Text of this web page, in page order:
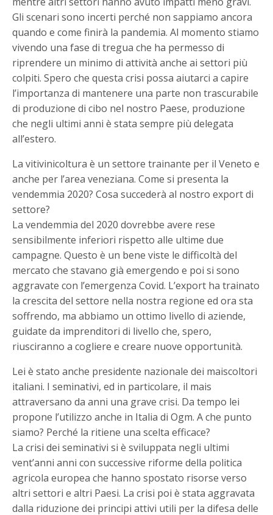
Gli scenari sono incerti perché non sappiamo ancora
quando e come finirà la pandemia. Al momento stiamo
vivendo una fase di tregua che ha permesso di
riprendere un minimo di attività anche ai settori più
colpiti. Spero che questa crisi possa aiutarci a capire
l’importanza di mantenere una parte non trascurabile
di produzione di cibo nel nostro Paese, produzione
che negli ultimi anni è stata sempre più delegata
all’estero.
La vitivinicoltura è un settore trainante per il Veneto e
anche per l’area veneziana. Come si presenta la
vendemmia 2020? Cosa succederà al nostro export di
settore?
La vendemmia del 2020 dovrebbe avere rese
sensibilmente inferiori rispetto alle ultime due
campagne. Questo è un bene viste le difficoltà del
mercato che stavano già emergendo e poi si sono
aggravate con l’emergenza Covid. L’export ha trainato
la crescita del settore nella nostra regione ed ora sta
soffrendo, ma abbiamo un ottimo livello di aziende,
guidate da imprenditori di livello che, spero,
riusciranno a cogliere e creare nuove opportunità.
Lei è stato anche presidente nazionale dei maiscoltori
italiani. I seminativi, ed in particolare, il mais
attraversano da anni una grave crisi. Da tempo lei
propone l’utilizzo anche in Italia di Ogm. A che punto
siamo? Perché la ritiene una scelta efficace?
La crisi dei seminativi si è sviluppata negli ultimi
vent’anni anni con successive riforme della politica
agricola europea che hanno spostato risorse verso
altri settori e altri Paesi. La crisi poi è stata aggravata
dalla riduzione dei principi attivi utili per la difesa delle